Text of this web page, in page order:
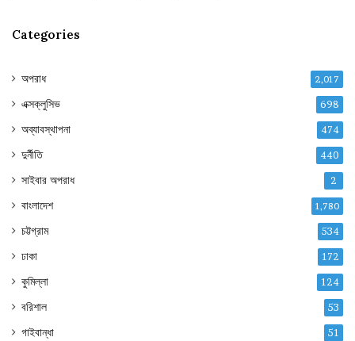
Categories
অপরাধ 2,017
এক্সক্লুসিভ 698
অব্যাবস্থাপনা 474
দুর্নীতি 440
সাইবার অপরাধ 2
বাংলাদেশ 1,780
চট্টগ্রাম 534
ঢাকা 172
কুমিল্লা 124
বরিশাল 53
গাইবান্ধা 51